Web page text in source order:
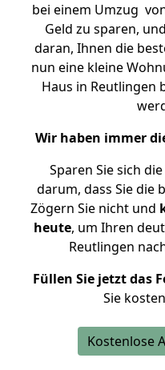
bei einem Umzug
Geld zu sparen,
daran, Ihnen die
nun eine kleine
Haus in Reutlingen
Wir haben immer
Sparen Sie sich
darum, dass Sie die
Zögern Sie nicht und
heute, um Ihren
Reutlingen
Füllen Sie jetzt das
Sie
Kostenlose